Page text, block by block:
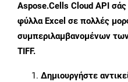
Aspose.Cells Cloud API
φύλλα Excel σε πολλές
συμπεριλαμβανομένων των
TIFF.
Δημιουργήστε